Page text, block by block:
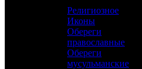
РАССЧИТАТЬ
Религиозное
Иконы
Обереги
православные
Обереги
мусульманские